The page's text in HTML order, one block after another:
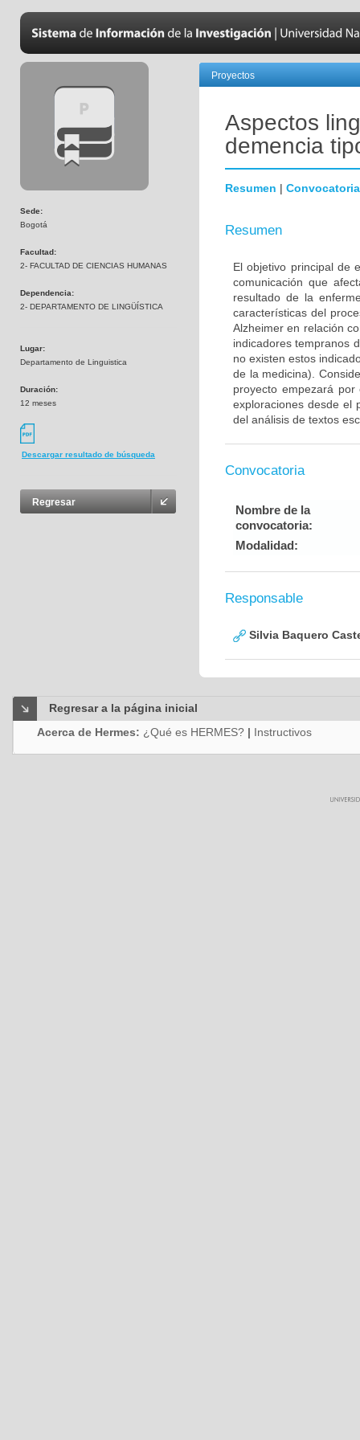
Sede:
Bogotá
Facultad:
2- FACULTAD DE CIENCIAS HUMANAS
Dependencia:
2- DEPARTAMENTO DE LINGÜÍSTICA
Lugar:
Departamento de Linguistica
Duración:
12 meses
Descargar resultado de búsqueda
Regresar
Proyectos
Aspectos
demencia
Resumen | Convocatoria
Resumen
El objetivo principal de
comunicación que
resultado de la
características del
Alzheimer en relación
indicadores tempranos
no existen estos
de la medicina).
proyecto empezará
exploraciones desde el
del análisis de textos
Convocatoria
Nombre de la
convocatoria:
Modalidad:
Responsable
Silvia Baquero
Regresar a la página inicial
Acerca de Hermes: ¿Qué es HERMES? | Instructivos